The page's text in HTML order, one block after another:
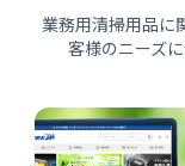
業務用清掃用品に
客様のニーズ